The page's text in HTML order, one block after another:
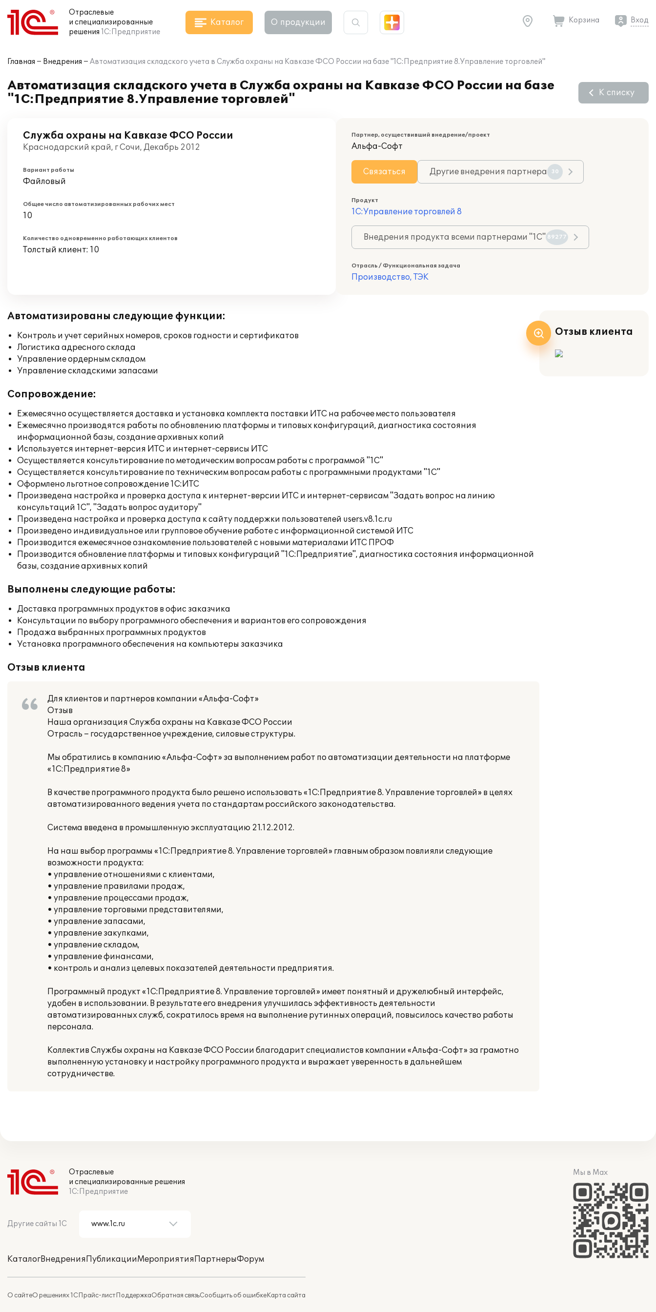
Отраслевые
и специализированные
решения 1С:Предприятие
Каталог О продукции Корзина Вход
Главная Внедрения Автоматизация складского учета в Служба охраны на Кавказе ФСО России на базе "1С:Предприятие 8.Управление торговлей"
Автоматизация складского учета в Служба охраны на Кавказе ФСО России на базе
"1С:Предприятие 8.Управление торговлей"
К списку
Служба охраны на Кавказе ФСО России
Краснодарский край, г Сочи, Декабрь 2012
Вариант работы
Файловый
Общее число автоматизированных рабочих мест
10
Количество одновременно работающих клиентов
Толстый клиент: 10
Партнер, осуществивший внедрение/проект
Альфа-Софт
Связаться Другие внедрения партнера 30
Продукт
1С:Управление торговлей 8
Внедрения продукта всеми партнерами "1С" 89277
Отрасль / Функциональная задача
Производство, ТЭК
Автоматизированы следующие функции:
Контроль и учет серийных номеров, сроков годности и сертификатов
Логистика адресного склада
Управление ордерным складом
Управление складскими запасами
Сопровождение:
Ежемесячно осуществляется доставка и установка комплекта поставки ИТС на рабочее место пользователя
Ежемесячно производятся работы по обновлению платформы и типовых конфигураций, диагностика состояния
информационной базы, создание архивных копий
Используется интернет-версия ИТС и интернет-сервисы ИТС
Осуществляется консультирование по методическим вопросам работы с программой "1С"
Осуществляется консультирование по техническим вопросам работы с программными продуктами "1С"
Оформлено льготное сопровождение 1С:ИТС
Произведена настройка и проверка доступа к интернет-версии ИТС и интернет-сервисам "Задать вопрос на линию
консультаций 1С", "Задать вопрос аудитору"
Произведена настройка и проверка доступа к сайту поддержки пользователей users.v8.1c.ru
Произведено индивидуальное или групповое обучение работе с информационной системой ИТС
Производится ежемесячное ознакомление пользователей с новыми материалами ИТС ПРОФ
Производится обновление платформы и типовых конфигураций "1С:Предприятие", диагностика состояния информационной
базы, создание архивных копий
Выполнены следующие работы:
Доставка программных продуктов в офис заказчика
Консультации по выбору программного обеспечения и вариантов его сопровождения
Продажа выбранных программных продуктов
Установка программного обеспечения на компьютеры заказчика
Отзыв клиента
Для клиентов и партнеров компании «Альфа-Софт»
Отзыв
Наша организация Служба охраны на Кавказе ФСО России
Отрасль – государственное учреждение, силовые структуры.
Мы обратились в компанию «Альфа-Софт» за выполнением работ по автоматизации деятельности на платформе
«1С:Предприятие 8»
В качестве программного продукта было решено использовать «1С:Предприятие 8. Управление торговлей» в целях
автоматизированного ведения учета по стандартам российского законодательства.
Система введена в промышленную эксплуатацию 21.12.2012.
На наш выбор программы «1С:Предприятие 8. Управление торговлей» главным образом повлияли следующие
возможности продукта:
• управление отношениями с клиентами,
• управление правилами продаж,
• управление процессами продаж,
• управление торговыми представителями,
• управление запасами,
• управление закупками,
• управление складом,
• управление финансами,
• контроль и анализ целевых показателей деятельности предприятия.
Программный продукт «1С:Предприятие 8. Управление торговлей» имеет понятный и дружелюбный интерфейс,
удобен в использовании. В результате его внедрения улучшилась эффективность деятельности
автоматизированных служб, сократилось время на выполнение рутинных операций, повысилось качество работы
персонала.
Коллектив Службы охраны на Кавказе ФСО России благодарит специалистов компании «Альфа-Софт» за грамотно
выполненную установку и настройку программного продукта и выражает уверенность в дальнейшем
сотрудничестве.
Отзыв клиента
Отраслевые
и специализированные решения
1С:Предприятие
Другие сайты 1С
КаталогВнедренияПубликацииМероприятияПартнерыФорум
О сайтеО решениях 1СПрайс-листПоддержкаОбратная связьСообщить об ошибкеКарта сайта
Мы в Max